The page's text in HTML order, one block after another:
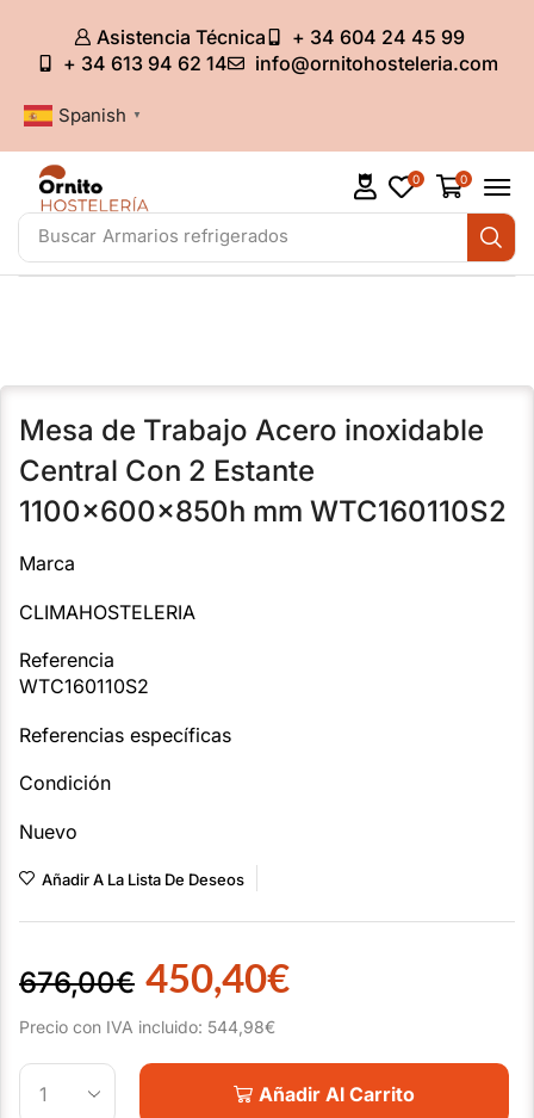
Asistencia Técnica
+ 34 604 24 45 99
+ 34 613 94 62 14
info@ornitohosteleria.com
Spanish ▼
Buscar Armarios refrigerados
0 0
Mesa de Trabajo Acero inoxidable
Central Con 2 Estante
1100x600x850h mm WTC160110S2
Marca
CLIMAHOSTELERIA
Referencia
WTC160110S2
Referencias específicas
Condición
Nuevo
Añadir A La Lista De Deseos
676,00€ 450,40€
Precio con IVA incluido: 544,98€
Añadir Al Carrito